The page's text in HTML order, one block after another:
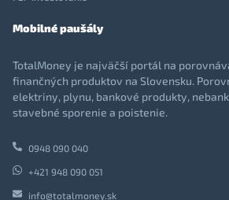
Mobilné paušály
TotalMoney je najväčší portál na
finančných produktov na Slovensku.
elektriny, plynu, bankové produkty,
stavebné sporenie a poistenie.
0948 090 040
+421 948 090 051
info@totalmoney.sk